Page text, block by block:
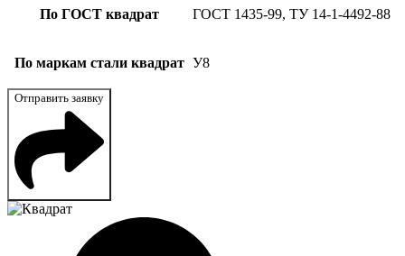
По ГОСТ квадрат ГОСТ 1435-99, ТУ 14-1-4492-88
По маркам стали квадрат У8
Отправить заявку